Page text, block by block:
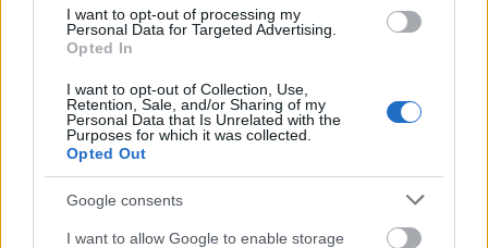
I want to opt-out of processing my
Personal Data for Targeted Advertising.
Opted In
I want to opt-out of Collection, Use,
Retention, Sale, and/or Sharing of my
Personal Data that Is Unrelated with the
Purposes for which it was collected.
Opted Out
Google consents
I want to allow Google to enable storage